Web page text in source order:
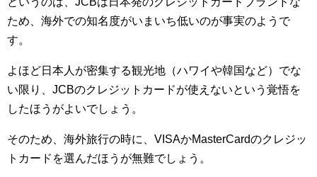
ため、海外での知名度がいまいち低いのが事実のようで
す。
よほど日本人が密集する観光地（ハワイや韓国など）でな
い限り、JCBのクレジットカードが使えないという覚悟を
したほうがよいでしょう。
そのため、海外旅行の時に、VISAかMasterCardのクレジッ
トカードを選んだほうが無難でしょう。